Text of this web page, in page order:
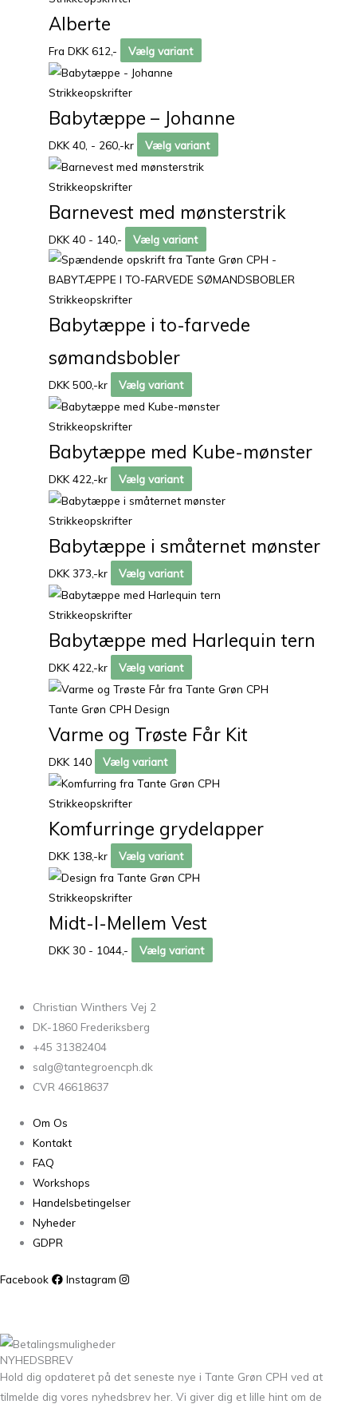
Alberte
Fra DKK 612,- Vælg variant
Strikkeopskrifter
Babytæppe – Johanne
DKK 40, - 260,-kr Vælg variant
Strikkeopskrifter
Barnevest med mønsterstrik
DKK 40 - 140,- Vælg variant
Strikkeopskrifter
Babytæppe i to-farvede
sømandsbobler
DKK 500,-kr Vælg variant
Strikkeopskrifter
Babytæppe med Kube-mønster
DKK 422,-kr Vælg variant
Strikkeopskrifter
Babytæppe i småternet mønster
DKK 373,-kr Vælg variant
Strikkeopskrifter
Babytæppe med Harlequin tern
DKK 422,-kr Vælg variant
Tante Grøn CPH Design
Varme og Trøste Får Kit
DKK 140 Vælg variant
Strikkeopskrifter
Komfurringe grydelapper
DKK 138,-kr Vælg variant
Strikkeopskrifter
Midt-I-Mellem Vest
DKK 30 - 1044,- Vælg variant
Christian Winthers Vej 2
DK-1860 Frederiksberg
+45 31382404
salg@tantegroencph.dk
CVR 46618637
Om Os
Kontakt
FAQ
Workshops
Handelsbetingelser
Nyheder
GDPR
Facebook Instagram
NYHEDSBREV
Hold dig opdateret på det seneste nye i Tante Grøn CPH ved at
tilmelde dig vores nyhedsbrev her. Vi giver dig et lille hint om de